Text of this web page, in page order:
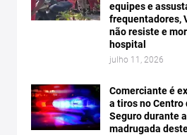
equipes e
frequentadores,
não resiste e
hospital
julho 11, 2026
Comerciante é
a tiros no Centro
Seguro durante a
madrugada